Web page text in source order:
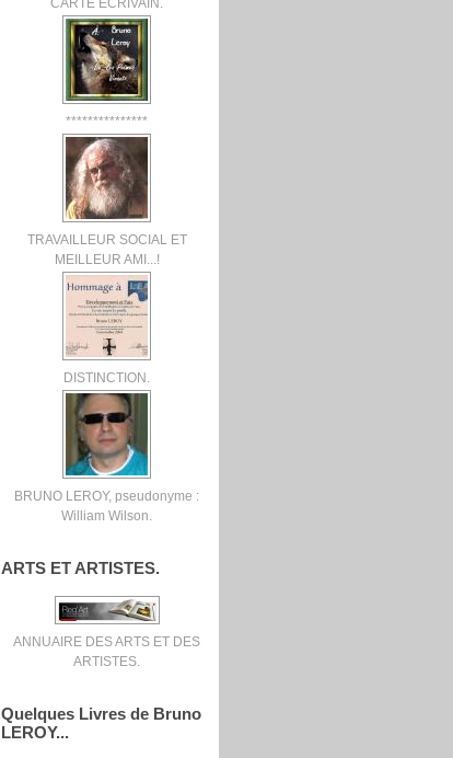
CARTE ÉCRIVAIN.
***************
TRAVAILLEUR SOCIAL ET
MEILLEUR AMI...!
DISTINCTION.
BRUNO LEROY, pseudonyme :
William Wilson.
ARTS ET ARTISTES.
ANNUAIRE DES ARTS ET DES
ARTISTES.
Quelques Livres de Bruno
LEROY...